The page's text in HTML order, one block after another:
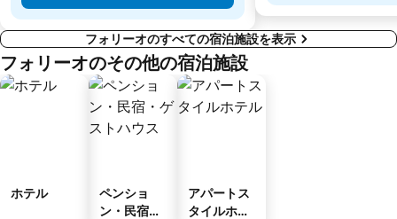
フォリーオのすべての宿泊施設を表示
フォリーオのその他の宿泊施設
ホテル
ペンショ
ン・民宿・
アパートス
タイルホテ